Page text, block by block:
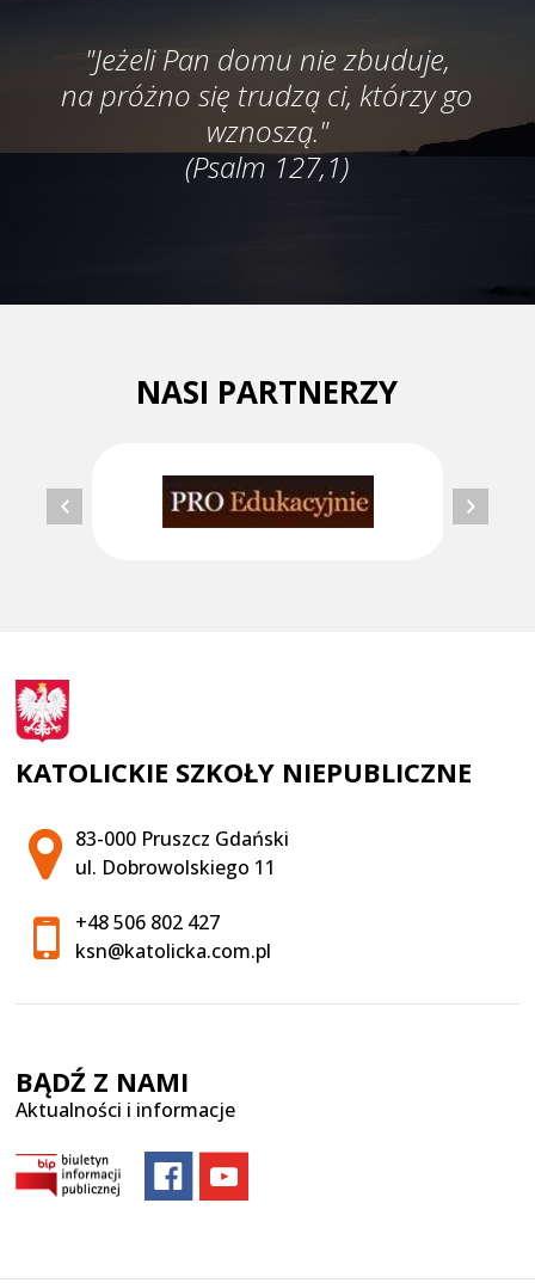
"Jeżeli Pan domu nie zbuduje,
na próżno się trudzą ci, którzy go
wznoszą."
(Psalm 127,1)
NASI PARTNERZY
KATOLICKIE SZKOŁY NIEPUBLICZNE
Adres pocztowy:
83-000 Pruszcz Gdański
ul. Dobrowolskiego 11
+48 506 802 427
ksn@katolicka.com.pl
BĄDŹ Z NAMI
Aktualności i informacje